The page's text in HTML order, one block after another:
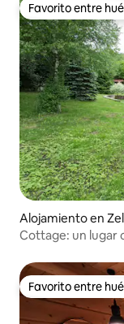
Favorito entre
Favorito entre
Alojamiento en
Cottage: un lugar
Favorito entre
Favorito entre